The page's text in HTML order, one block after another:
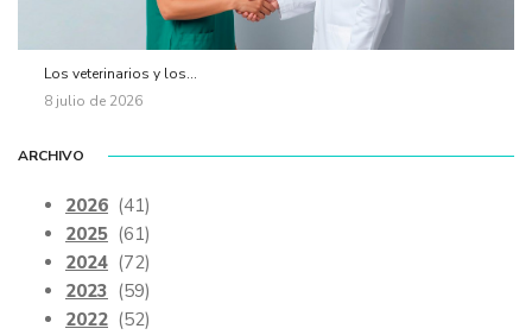
Los veterinarios y los...
8 julio de 2026
ARCHIVO
2026 (41)
2025 (61)
2024 (72)
2023 (59)
2022 (52)